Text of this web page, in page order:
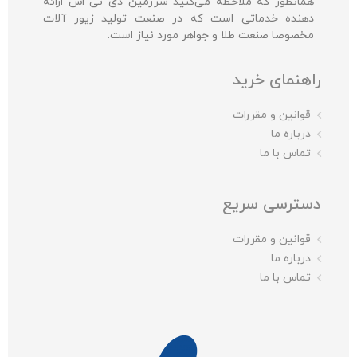
دهنده خدماتی است که در صنعت تولید زیور آلات
مخصوصا صنعت طلا و جواهر مورد نیاز است.
راهنمای خرید
قوانین و مقررات
درباره ما
تماس با ما
دسترسی سریع
قوانین و مقررات
درباره ما
تماس با ما